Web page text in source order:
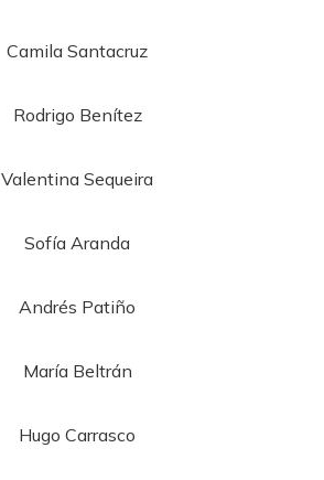
Camila Santacruz
Rodrigo Benítez
Valentina Sequeira
Sofía Aranda
Andrés Patiño
María Beltrán
Hugo Carrasco